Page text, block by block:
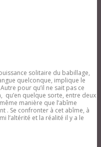
solitaire du babillage,
quelconque, implique le
pour qu’il ne sait pas ce
qu’en quelque sorte, entre deux
manière que l’abîme
. Se confronter à cet abîme, à
l’altérité et la réalité il y a le